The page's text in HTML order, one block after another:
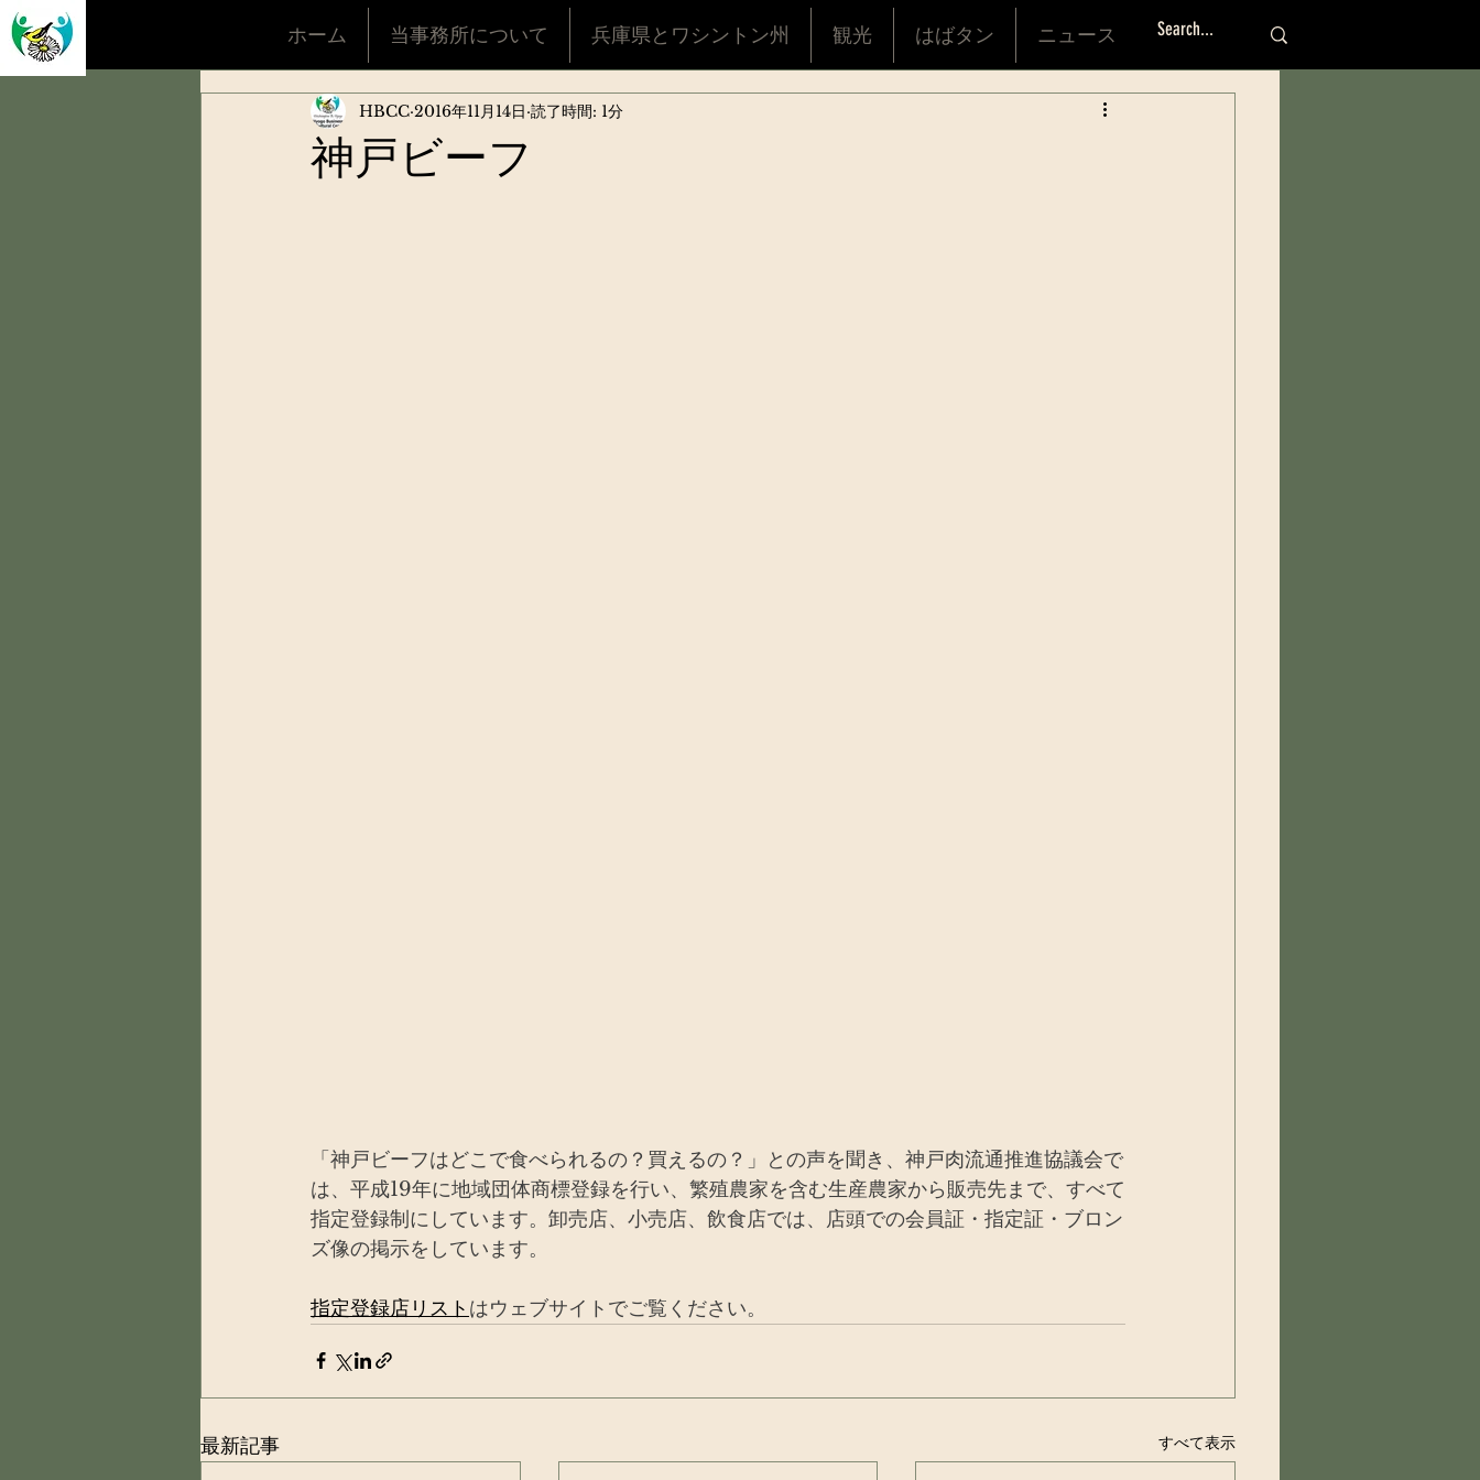
ホーム 当事務所について 兵庫県とワシントン州 観光 はばタン ニュース
神戸ビーフ
HBCC 2016年11月14日 読了時間: 1分
「神戸ビーフはどこで食べられるの？買えるの？」との声を聞き、神戸肉流通推進協議会で
は、平成19年に地域団体商標登録を行い、繁殖農家を含む生産農家から販売先まで、すべて
指定登録制にしています。卸売店、小売店、飲食店では、店頭での会員証・指定証・ブロン
ズ像の掲示をしています。
指定登録店リスト はウェブサイトでご覧ください。
最新記事 すべて表示